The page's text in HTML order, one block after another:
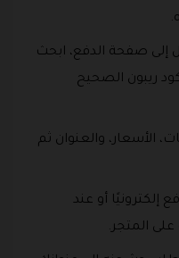
إلى صفحة الدفع، ابحث
ريبون الصحيح
الأسعار، والعنوان ثم
إلكترونيًا أو عند
على المتجر.